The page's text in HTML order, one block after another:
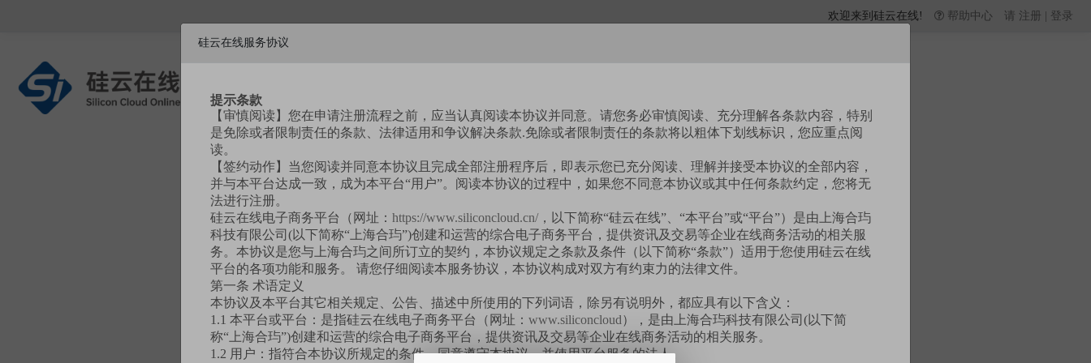
欢迎来到硅云在线! 帮助中心 请 注册 | 登录
硅基新材料商城
用户名
验证码 获取验证码
硅云在线服务协议
提示条款
【审慎阅读】您在申请注册流程之前，应当认真阅读本协议并同意。请您务必审慎阅读、充分理解各条款内容，特别
是免除或者限制责任的条款、法律适用和争议解决条款.免除或者限制责任的条款将以粗体下划线标识，您应重点阅
读。
【签约动作】当您阅读并同意本协议且完成全部注册程序后，即表示您已充分阅读、理解并接受本协议的全部内容，
并与本平台达成一致，成为本平台“用户”。阅读本协议的过程中，如果您不同意本协议或其中任何条款约定，您将无
法进行注册。
硅云在线电子商务平台（网址： https://www.siliconcloud.cn/，以下简称“硅云在线”、“本平台”或“平台”）是由上海合玙
科技有限公司(以下简称“上海合玙”)创建和运营的综合电子商务平台，提供资讯及交易等企业在线商务活动的相关服
务。本协议是您与上海合玙之间所订立的契约，本协议规定之条款及条件（以下简称“条款”）适用于您使用硅云在线
平台的各项功能和服务。 请您仔细阅读本服务协议，本协议构成对双方有约束力的法律文件。
第一条 术语定义
本协议及本平台其它相关规定、公告、描述中所使用的下列词语，除另有说明外，都应具有以下含义：
1.1 本平台或平台：是指硅云在线电子商务平台（网址： www.siliconcloud），是由上海合玙科技有限公司(以下简
称“上海合玙”)创建和运营的综合电子商务平台，提供资讯及交易等企业在线商务活动的相关服务。
1.2 用户：指符合本协议所规定的条件，同意遵守本协议，并使用平台服务的法人。